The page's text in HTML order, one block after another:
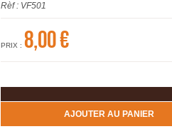
Rèf : VF501
PRIX :8,00 €
AJOUTER AU PANIER